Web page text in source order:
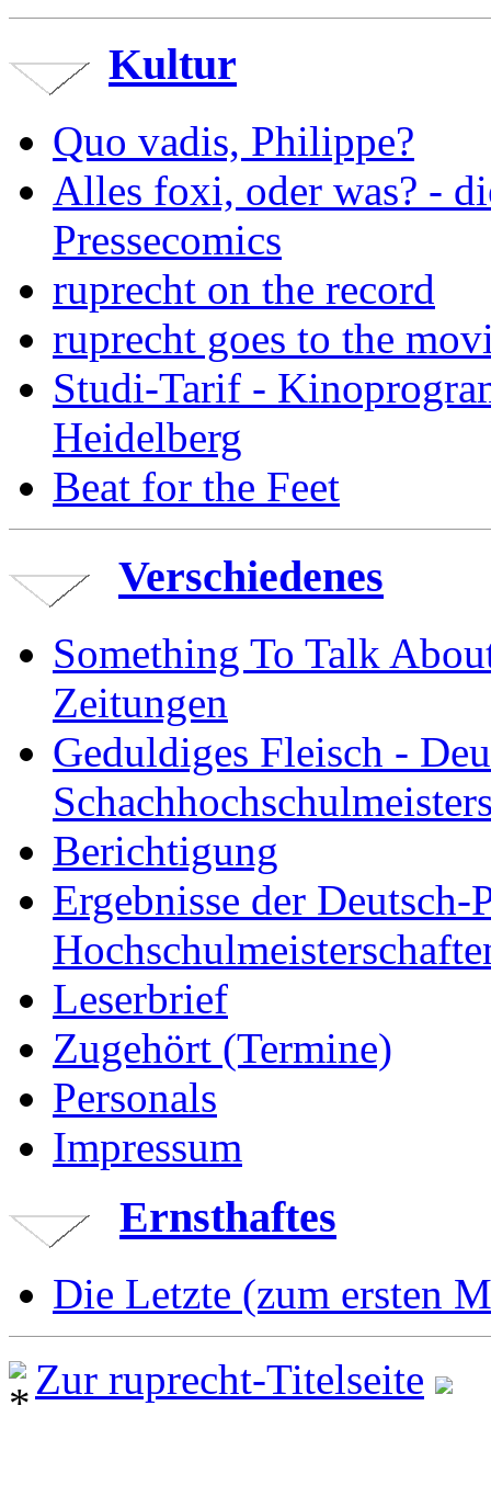
Kultur
Quo vadis, Philippe?
Alles foxi, oder was? -
Pressecomics
ruprecht on the record
ruprecht goes to the
Studi-Tarif -
Heidelberg
Beat for the Feet
Verschiedenes
Something To Talk
Zeitungen
Geduldiges Fleisch -
Berichtigung
Ergebnisse der
Leserbrief
Zugehört (Termine)
Personals
Impressum
Ernsthaftes
Die Letzte (zum ersten
Zur ruprecht-Titelseite